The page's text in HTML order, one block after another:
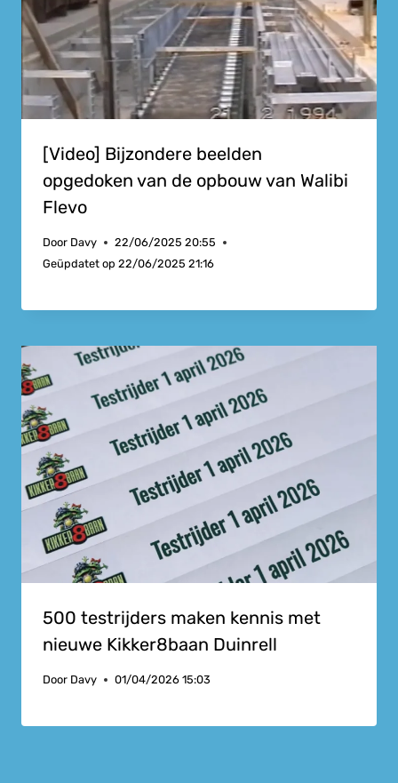
[Video] Bijzondere beelden
opgedoken van de opbouw van Walibi
Flevo
Door Davy
22/06/2025 20:55
Geüpdatet op 22/06/2025 21:16
500 testrijders maken kennis met
nieuwe Kikker8baan Duinrell
Door Davy 01/04/2026 15:03